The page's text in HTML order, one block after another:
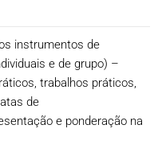
instrumentos de
e de grupo) –
trabalhos práticos,
de
e ponderação na